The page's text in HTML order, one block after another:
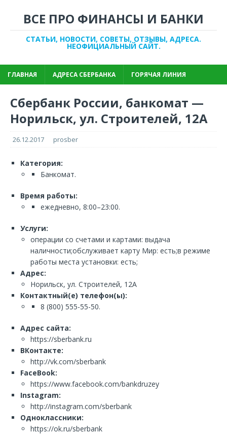
ВСЕ ПРО ФИНАНСЫ И БАНКИ
СТАТЬИ, НОВОСТИ, СОВЕТЫ, ОТЗЫВЫ, АДРЕСА.
НЕОФИЦИАЛЬНЫЙ САЙТ.
ГЛАВНАЯ АДРЕСА СБЕРБАНКА ГОРЯЧАЯ ЛИНИЯ
Сбербанк России, банкомат —
Норильск, ул. Строителей, 12А
26.12.2017 prosber
Категория:
Банкомат.
Время работы:
ежедневно, 8:00–23:00.
Услуги:
операции со счетами и картами: выдача
наличности;обслуживает карту Мир: есть;в режиме
работы места установки: есть;
Адрес:
Норильск, ул. Строителей, 12А
Контактный(е) телефон(ы):
8 (800) 555-55-50.
Адрес сайта:
https://sberbank.ru
ВКонтакте:
http://vk.com/sberbank
FaceBook:
https://www.facebook.com/bankdruzey
Instagram:
http://instagram.com/sberbank
Одноклассники:
https://ok.ru/sberbank